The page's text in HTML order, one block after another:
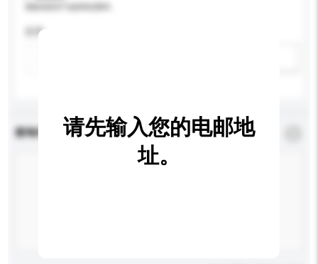
应用
查询内容 *必须填写
请先输入您的电邮地
址。